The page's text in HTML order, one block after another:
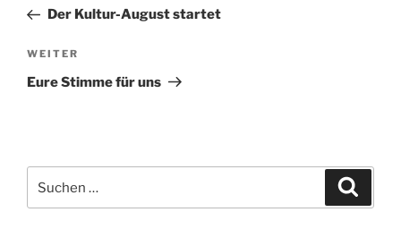
Beitrag
Der Kultur-August startet
Nächster
Beitrag
WEITER
Eure Stimme für uns
nach: